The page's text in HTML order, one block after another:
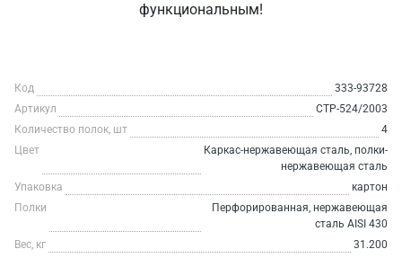
функциональным!
Код
333-93728
Артикул
СТР-524/2003
Количество полок, шт
4
Цвет
Каркас-нержавеющая сталь, полки-
нержавеющая сталь
Упаковка
картон
Полки
Перфорированная, нержавеющая
сталь AISI 430
Вес, кг
31.200